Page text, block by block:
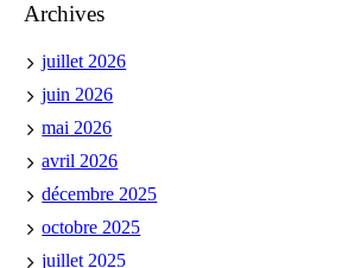
Archives
juillet 2026
juin 2026
mai 2026
avril 2026
décembre 2025
octobre 2025
juillet 2025